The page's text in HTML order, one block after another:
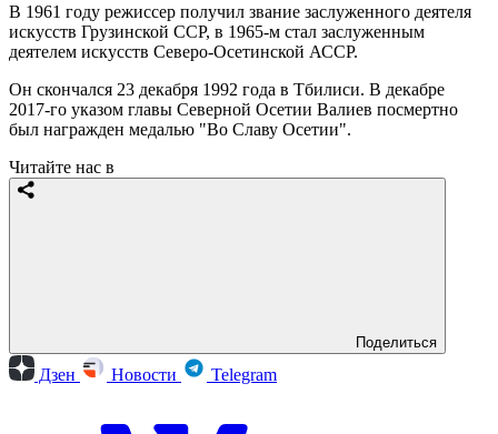
В 1961 году режиссер получил звание заслуженного деятеля
искусств Грузинской ССР, в 1965-м стал заслуженным
деятелем искусств Северо-Осетинской АССР.
Он скончался 23 декабря 1992 года в Тбилиси. В декабре
2017-го указом главы Северной Осетии Валиев посмертно
был награжден медалью "Во Славу Осетии".
Читайте нас в
Поделиться
Дзен Новости Telegram